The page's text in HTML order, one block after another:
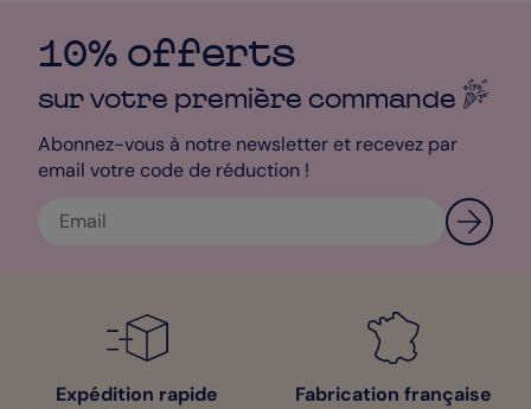
10% offerts
sur votre première commande
Abonnez-vous à notre newsletter et recevez par
email votre code de réduction !
Expédition rapide Fabrication française